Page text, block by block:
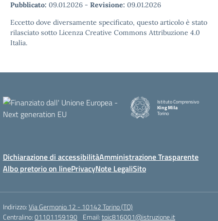
Pubblicato: 09.01.2026 - Revisione: 09.01.2026
Eccetto dove diversamente specificato, questo articolo è stato
rilasciato sotto Licenza Creative Commons Attribuzione 4.0
Italia.
Istituto Comprensivo
King Mila
Torino
Dichiarazione di accessibilitàAmministrazione Trasparente
Albo pretorio on linePrivacyNote LegaliSito
Indirizzo:Via Germonio 12 - 10142 Torino (TO)
Centralino:01101159190 Email:toic816001@istruzione.it